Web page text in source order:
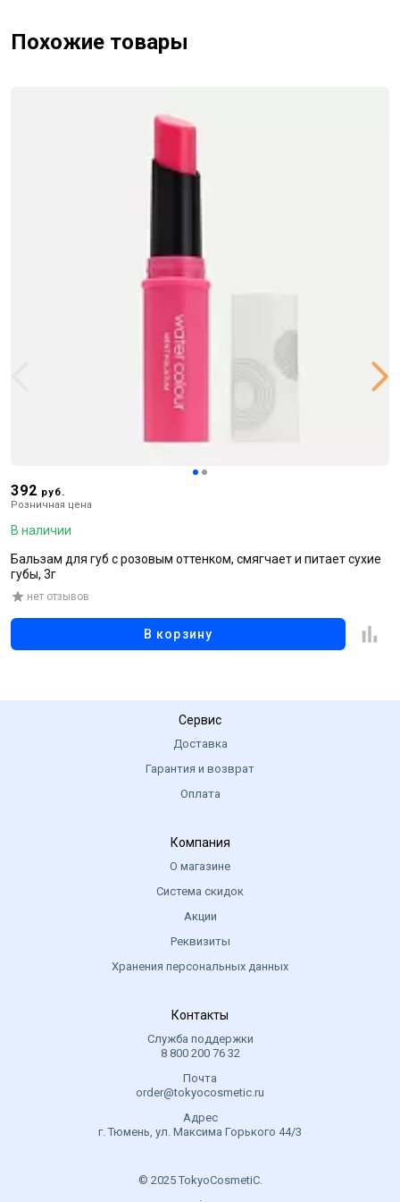
Похожие товары
392 руб.
Розничная цена
В наличии
Бальзам для губ с розовым оттенком, смягчает и питает сухие
губы, 3г
нет отзывов
В корзину
Сервис
Доставка
Гарантия и возврат
Оплата
Компания
О магазине
Система скидок
Акции
Реквизиты
Хранения персональных данных
Контакты
Служба поддержки
8 800 200 76 32
Почта
order@tokyocosmetic.ru
Адрес
г. Тюмень, ул. Максима Горького 44/3
© 2025 TokyoCosmetiC.
.